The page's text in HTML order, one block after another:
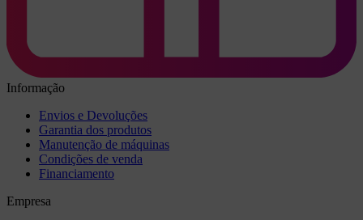
Informação
Envios e Devoluções
Garantia dos produtos
Manutenção de máquinas
Condições de venda
Financiamento
Empresa